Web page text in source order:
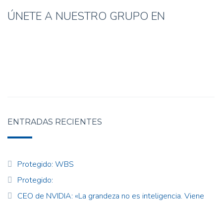
ÚNETE A NUESTRO GRUPO EN
ENTRADAS RECIENTES
Protegido: WBS
Protegido:
CEO de NVIDIA: «La grandeza no es inteligencia. Viene